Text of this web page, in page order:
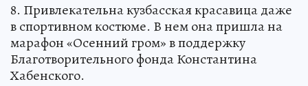
8. Привлекательна кузбасская красавица даже
в спортивном костюме. В нем она пришла на
марафон «Осенний гром» в поддержку
Благотворительного фонда Константина
Хабенского.